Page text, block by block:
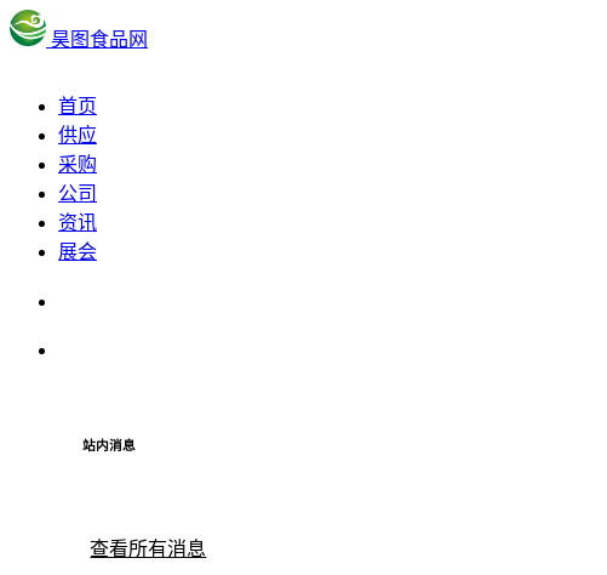
昊图食品网
首页
供应
采购
公司
资讯
展会
站内消息
查看所有消息